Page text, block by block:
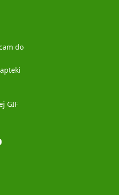
do
GIF